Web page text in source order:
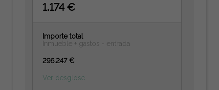
1.174 €
Importe total
Inmueble + gastos - entrada
296.247 €
Ver desglose